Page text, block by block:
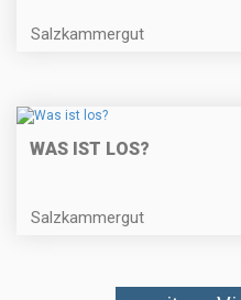
Salzkammergut
WAS IST LOS?
Salzkammergut